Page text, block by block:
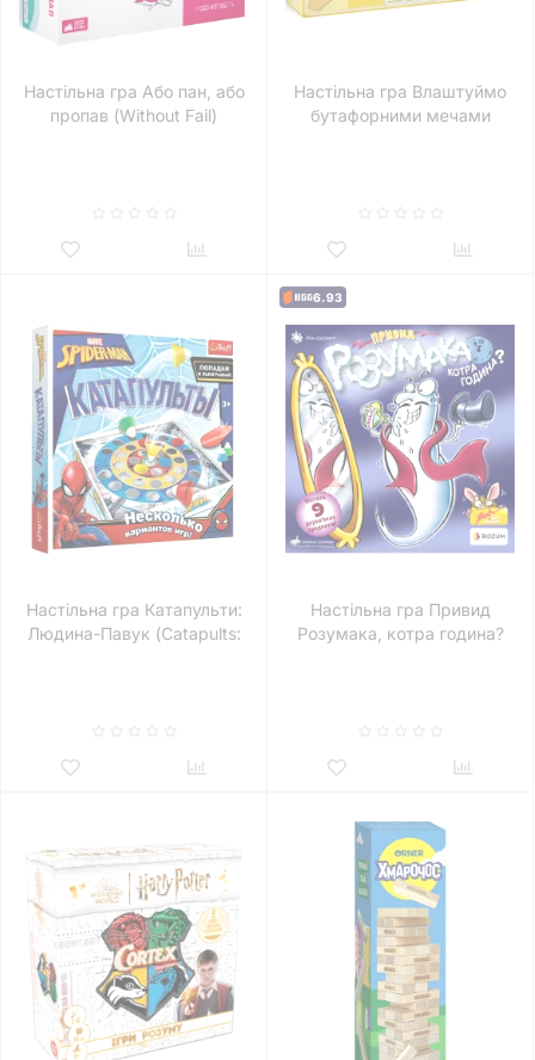
Настільна гра Або пан, або
пропав (Without Fail)
Настільна гра Влаштуймо
бутафорними мечами
Настільна гра Катапульти:
Людина-Павук (Catapults:
6.93
Настільна гра Привид
Розумака, котра година?